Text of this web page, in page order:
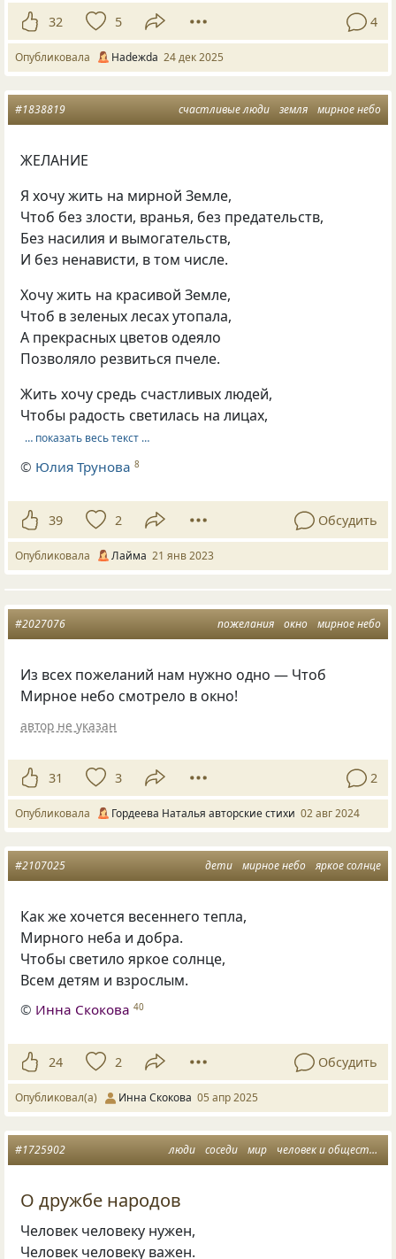
32 5 4
Опубликовала Нadeжda 24 дек 2025
счастливые люди земля мирное небо
#1838819
ЖЕЛАНИЕ
Я хочу жить на мирной Земле,
Чтоб без злости, вранья, без предательств,
Без насилия и вымогательств,
И без ненависти, в том числе.
Хочу жить на красивой Земле,
Чтоб в зеленых лесах утопала,
А прекрасных цветов одеяло
Позволяло резвиться пчеле.
Жить хочу средь счастливых людей,
Чтобы радость светилась на лицах,
… показать весь текст …
© Юлия Трунова 8
39 2 Обсудить
Опубликовала Лайма 21 янв 2023
пожелания окно мирное небо
#2027076
Из всех пожеланий нам нужно одно — Чтоб
Мирное небо смотрело в окно!
автор не указан
31 3 2
Опубликовала Гордеева Наталья авторские стихи 02 авг 2024
дети мирное небо яркое солнце
#2107025
Как же хочется весеннего тепла,
Мирного неба и добра.
Чтобы светило яркое солнце,
Всем детям и взрослым.
© Инна Скокова 40
24 2 Обсудить
Опубликовал(а) Инна Скокова 05 апр 2025
люди соседи мир человек и общество
#1725902
О дружбе народов
Человек человеку нужен,
Человек человеку важен.